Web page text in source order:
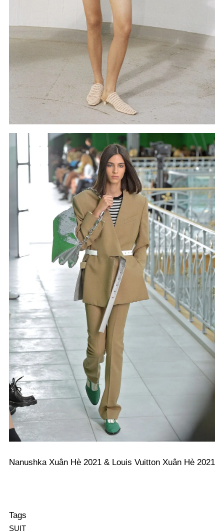
Nanushka Xuân Hè 2021 & Louis Vuitton Xuân Hè 2021
Tags
SUIT